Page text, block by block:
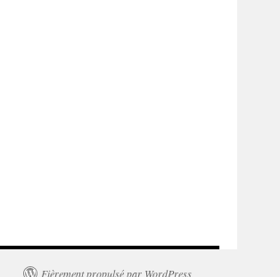
Fièrement propulsé par WordPress